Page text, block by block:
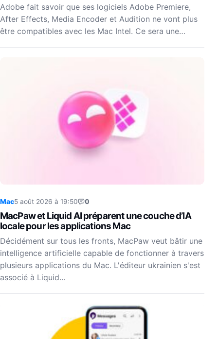
Adobe fait savoir que ses logiciels Adobe Premiere,
After Effects, Media Encoder et Audition ne vont plus
être compatibles avec les Mac Intel. Ce sera une…
Mac5 août 2026 à 19:50 0
MacPaw et Liquid AI préparent une couche d’IA
locale pour les applications Mac
Décidément sur tous les fronts, MacPaw veut bâtir une
intelligence artificielle capable de fonctionner à travers
plusieurs applications du Mac. L'éditeur ukrainien s'est
associé à Liquid…